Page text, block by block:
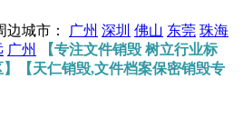
城市： 广州 深圳 佛山 东莞 珠海
广州
【专注文件销毁 树立行业标
【天仁销毁,文件档案保密销毁专